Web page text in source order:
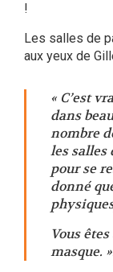
!
Les salles de
aux yeux de
« C’est
dans
nombre
les salles
pour se
donné
Vous
masque.